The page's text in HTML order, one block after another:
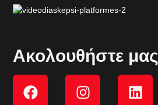
Ακολουθήστε μας